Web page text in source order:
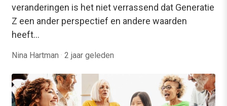
veranderingen is het niet verrassend dat Generatie
Z een ander perspectief en andere waarden
heeft…
Nina Hartman · 2 jaar geleden